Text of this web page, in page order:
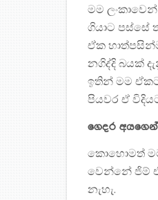
මම
ගියාට පස්සේ
ඒක
නගිද්දි බයක්
ඉතින් මම
පියවර ඒ
ගෙදර
කොහොමත්
වෙන්නේ ජිම්
නැහැ.